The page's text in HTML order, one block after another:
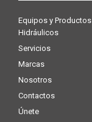
Equipos y Productos
Hidráulicos
Servicios
Marcas
Nosotros
Contactos
Únete